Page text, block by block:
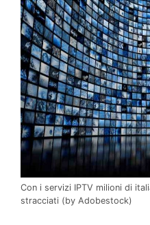
Con i servizi IPTV milioni di
stracciati (by Adobestock)